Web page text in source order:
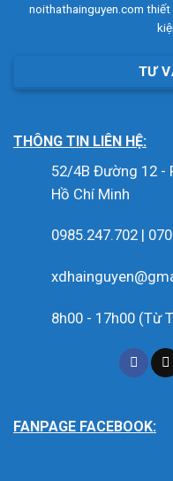
noithathainguyen.com
TƯ
THÔNG TIN LIÊN HỆ:
52/4B Đường 12 -
Hồ Chí Minh
0985.247.702 |
8h00 - 17h00 (Từ
FANPAGE FACEBOOK: